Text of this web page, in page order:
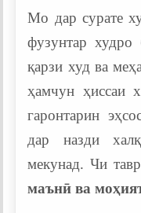
Мо дар сурате
фузунтар
қарзи худ ва
ҳамчун ҳиссаи
гаронтарин
дар назди
мекунад. Чи
маънӣ ва